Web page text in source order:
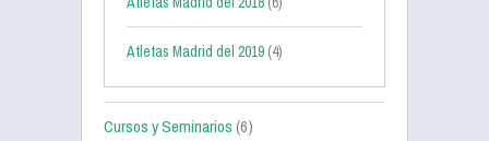
Atletas Madrid del 2019 (4)
Cursos y Seminarios(6)